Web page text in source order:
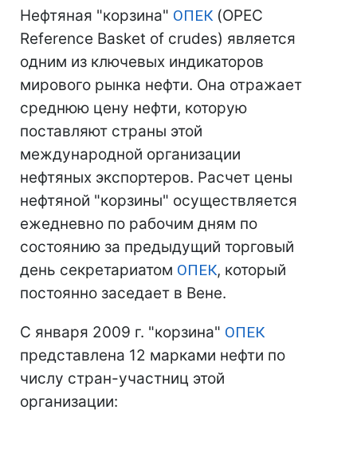
Нефтяная "корзина" ОПЕК(OPEC
Reference Basket of crudes) является
одним из ключевых индикаторов
мирового рынка нефти. Она отражает
среднюю цену нефти, которую
поставляют страны этой
международной организации
нефтяных экспортеров. Расчет цены
нефтяной "корзины" осуществляется
ежедневно по рабочим дням по
состоянию за предыдущий торговый
день секретариатом ОПЕК, который
постоянно заседает в Вене.
С января 2009 г. "корзина" ОПЕК
представлена 12 марками нефти по
числу стран-участниц этой
организации: